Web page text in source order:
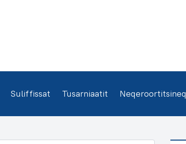
Suliffissat Tusarniaatit Neqeroortitsineq